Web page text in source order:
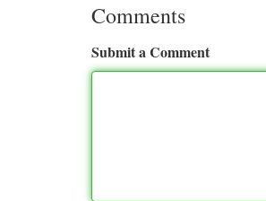
Comments
Submit a Comment